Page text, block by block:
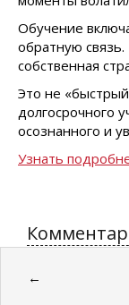
Обучение
обратную
собственная
Это не
долгосрочного
осознанного и
Узнать
←